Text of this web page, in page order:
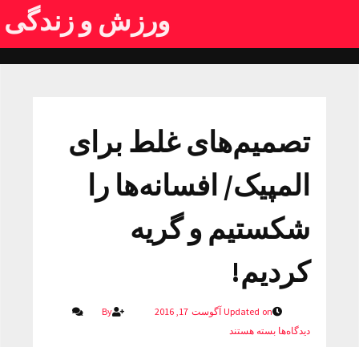
ورزش و زندگی
تصمیم‌های غلط برای
المپیک/ افسانه‌ها را
شکستیم و گریه
کردیم!
Updated on آگوست 17, 2016
By
دیدگاه‌هابسته هستند